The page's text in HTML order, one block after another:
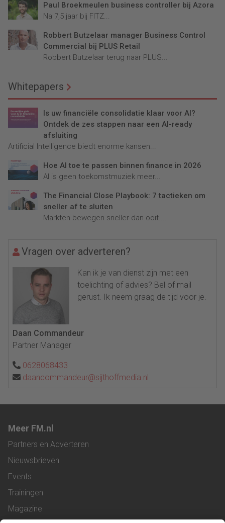
Paul Broekmeulen business controller bij Azora
Na 7,5 jaar bij FITZ...
Robbert Butzelaar manager Business Control
Commercial bij PLUS Retail
Robbert Butzelaar terug naar PLUS...
Whitepapers
Is uw financiële consolidatie klaar voor AI?
Ontdek de zes stappen naar een AI-ready
afsluiting
Artificial Intelligence biedt enorme kansen...
Hoe AI toe te passen binnen finance in 2026
AI is geen toekomstmuziek meer...
The Financial Close Playbook: 7 tactieken om
sneller af te sluiten
Markten bewegen sneller dan ooit....
Vragen over adverteren?
Kan ik je van dienst zijn met een
toelichting of advies? Bel of mail
gerust. Ik neem graag de tijd voor je.
Daan Commandeur
Partner Manager
0628068433
daancommandeur@sijthoffmedia.nl
Meer FM.nl
Partners en Adverteren
Nieuwsbrieven
Events
Trainingen
Magazine